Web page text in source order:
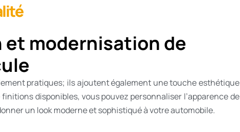
et modernisation de
pratiques; ils ajoutent également une touche esthétique
disponibles, vous pouvez personnaliser l’apparence de
un look moderne et sophistiqué à votre automobile.